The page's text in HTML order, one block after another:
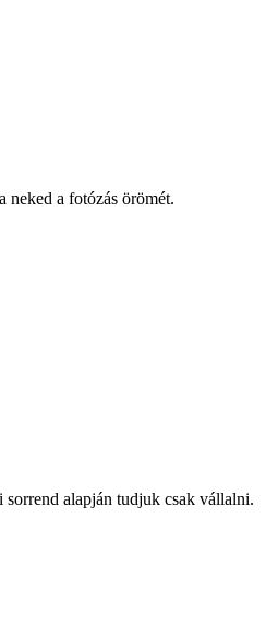
neked a fotózás örömét.
sorrend alapján tudjuk csak vállalni.